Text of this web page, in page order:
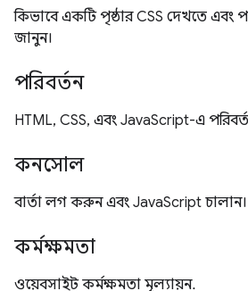
কিভাবে একটি পৃষ্ঠার CSS দেখতে এবং
জানুন।
পরিবর্তন
HTML, CSS, এবং JavaScript-এ
কনসোল
বার্তা লগ করুন এবং JavaScript চালান।
কর্মক্ষমতা
ওয়েবসাইট কর্মক্ষমতা মূল্যায়ন.